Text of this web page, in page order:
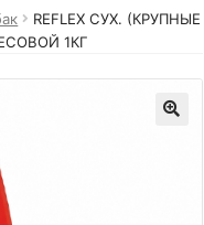
REFLEX СУХ. (КРУПНЫЕ
1КГ